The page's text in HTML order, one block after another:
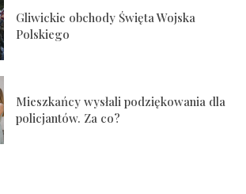
Gliwickie obchody Święta Wojska
Polskiego
Mieszkańcy wysłali podziękowania dla
policjantów. Za co?